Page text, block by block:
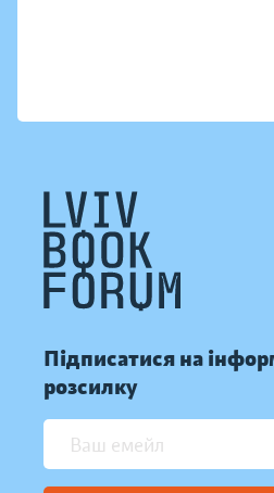
Підписатися на
розсилку